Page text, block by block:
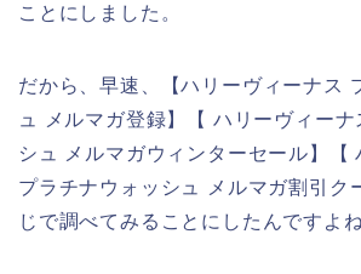
ことにしました。
だから、早速、【ハリーヴィーナス
ュ メルマガ登録】【 ハリーヴィー
シュ メルマガウィンターセール】【
プラチナウォッシュ メルマガ割引ク
じで調べてみることにしたんですよね